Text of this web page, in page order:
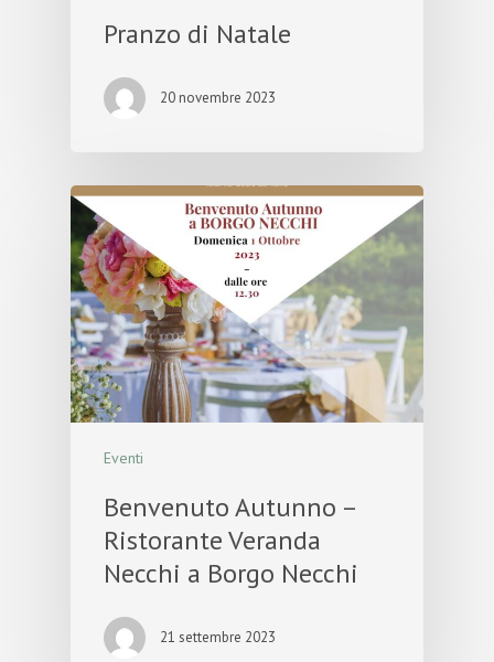
Pranzo di Natale
20 novembre 2023
Eventi
Benvenuto Autunno –
Ristorante Veranda
Necchi a Borgo Necchi
21 settembre 2023